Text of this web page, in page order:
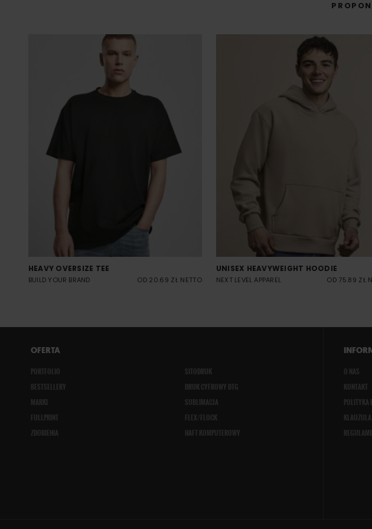
HEAVY OVERSIZE TEE
BUILD YOUR BRAND OD 20.69 ZŁ NETTO
UNISEX HEAVYWEIGHT HOODIE
NEXT LEVEL APPAREL OD 75.89 ZŁ
OFERTA
PORTFOLIO
BESTSELLERY
MARKI
FULLPRINT
ZDOBIENIA
SITODRUK
DRUK CYFROWY DTG
SUBLIMACJA
FLEX/FLOCK
HAFT KOMPUTEROWY
O NAS
KONTAKT
POLITYKA